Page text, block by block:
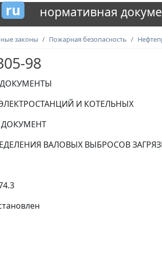
ru нормативная
законы Пожарная безопасность
98
И КОТЕЛЬНЫХ
ВАЛОВЫХ ВЫБРОСОВ